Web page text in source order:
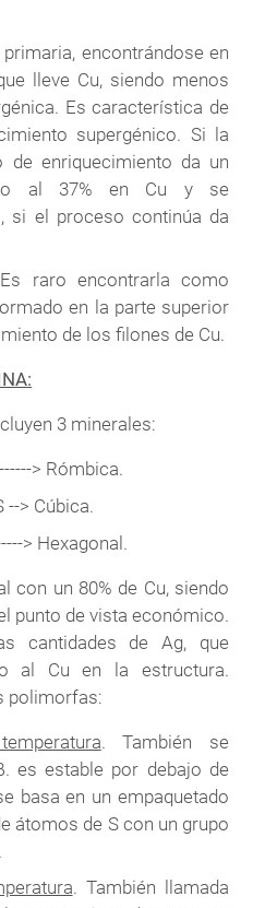
encontrándose en
lleve Cu, siendo menos
Es característica de
supergénico. Si la
de enriquecimiento da un
al 37% en Cu y se
si el proceso continúa da
raro encontrarla como
en la parte superior
de los filones de Cu.
3 minerales:
> Rómbica.
--> Cúbica.
> Hexagonal.
con un 80% de Cu, siendo
punto de vista económico.
cantidades de Ag, que
al Cu en la estructura.
polimorfas:
. También se
es estable por debajo de
basa en un empaquetado
átomos de S con un grupo
. También llamada